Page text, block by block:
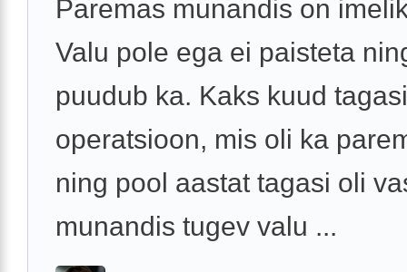
Paremas munandis on
Valu pole ega ei paisteta
puudub ka. Kaks kuud
operatsioon, mis oli ka
ning pool aastat tagasi oli
munandis tugev valu ...